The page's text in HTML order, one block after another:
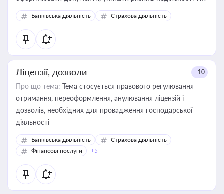
забезпечувати їх належне прийняття органами влади та
контрагентами
Банківська діяльність Страхова діяльність
Ліцензії, дозволи +10
Про що тема: Тема стосується правового регулювання
отримання, переоформлення, анулювання ліцензій і
дозволів, необхідних для провадження господарської
діяльності
Банківська діяльність
Страхова діяльність
Фінансові послуги
+5